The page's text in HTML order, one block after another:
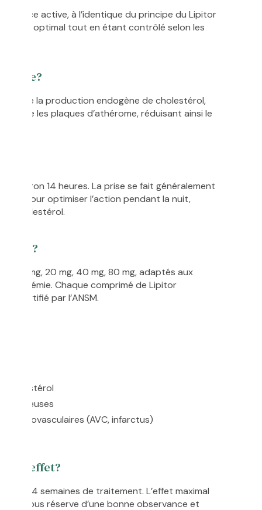
active, à l’identique du principe du Lipitor
prix optimal tout en étant contrôlé selon les
elle?
la production endogène de cholestérol,
les plaques d’athérome, réduisant ainsi le
14 heures. La prise se fait généralement
pour optimiser l’action pendant la nuit,
cholestérol.
: 10 mg, 20 mg, 40 mg, 80 mg, adaptés aux
Chaque comprimé de Lipitor
et certifié par l’ANSM.
cholestérol
cardiovasculaires (AVC, infarctus)
on l’effet?
2 à 4 semaines de traitement. L’effet maximal
sous réserve d’une bonne observance et